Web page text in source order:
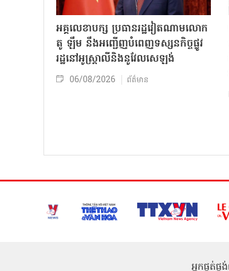
អគ្គលេខាបក្ស ប្រធានរដ្ឋវៀតណាមលោក
តូ ឡឹម នឹងអញ្ជើញបំពេញទស្សនកិច្ចផ្លូវ
រដ្ឋនៅអូស្ត្រាលីនិងនូវែលសេឡង់
06/08/2026 ព័ត៌មាន
អ្នកផ្គត់ផ្